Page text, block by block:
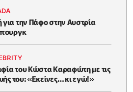
την Πάφο στην Αυστρία
του Κώστα Καραφώτη με τις
του: «Εκείνες… κι εγώ!»